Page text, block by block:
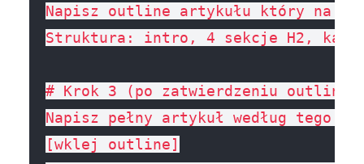
Napisz outline artykułu który na
Struktura: intro, 4 sekcje H2,
# Krok 3 (po zatwierdzeniu outline)
Napisz pełny artykuł według tego
[wklej outline]